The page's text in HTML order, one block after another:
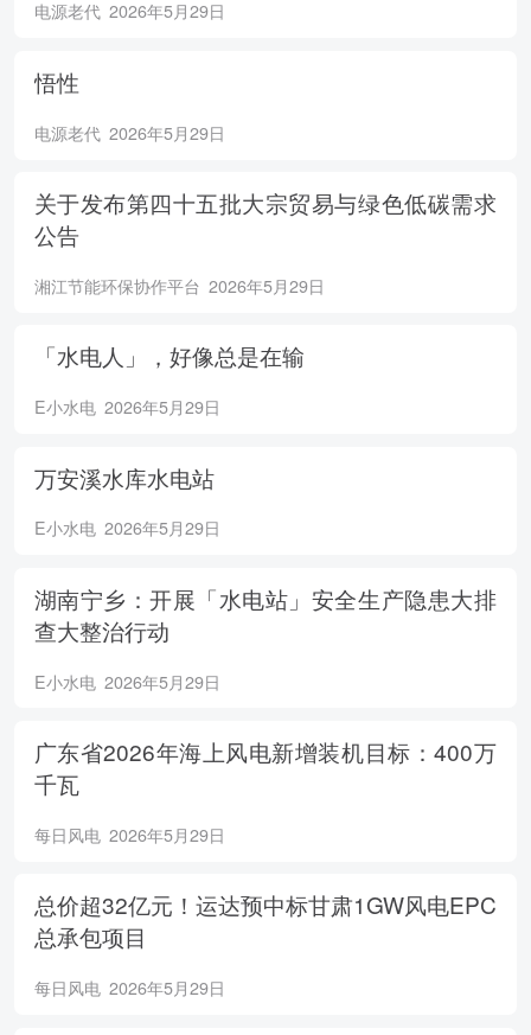
电源老代 2026年5月29日
悟性
电源老代 2026年5月29日
关于发布第四十五批大宗贸易与绿色低碳需求
公告
湘江节能环保协作平台 2026年5月29日
「水电人」，好像总是在输
E小水电 2026年5月29日
万安溪水库水电站
E小水电 2026年5月29日
湖南宁乡：开展「水电站」安全生产隐患大排
查大整治行动
E小水电 2026年5月29日
广东省2026年海上风电新增装机目标：400万
千瓦
每日风电 2026年5月29日
总价超32亿元！运达预中标甘肃1GW风电EPC
总承包项目
每日风电 2026年5月29日